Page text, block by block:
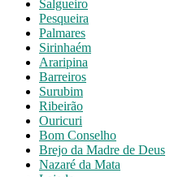
Salgueiro
Pesqueira
Palmares
Sirinhaém
Araripina
Barreiros
Surubim
Ribeirão
Ouricuri
Bom Conselho
Brejo da Madre de Deus
Nazaré da Mata